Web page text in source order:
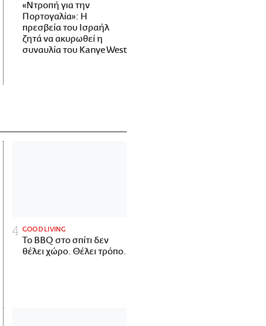
«Ντροπή για την
Πορτογαλία»: Η
πρεσβεία του Ισραήλ
ζητά να ακυρωθεί η
συναυλία του Kanye West
GOOD LIVING
Το BBQ στο σπίτι δεν
θέλει χώρο. Θέλει τρόπο.